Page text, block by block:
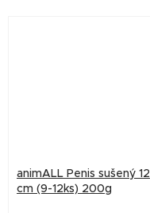
animALL Penis sušený 12
cm (9-12ks) 200g